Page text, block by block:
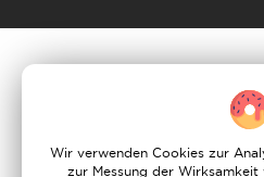
Wir verwenden Cookies zur
zur Messung der